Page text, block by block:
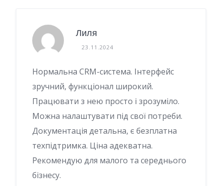
Лиля
23.11.2024
Нормальна CRM-система. Інтерфейс
зручний, функціонал широкий.
Працювати з нею просто і зрозуміло.
Можна налаштувати під свої потреби.
Документація детальна, є безплатна
техпідтримка. Ціна адекватна.
Рекомендую для малого та середнього
бізнесу.